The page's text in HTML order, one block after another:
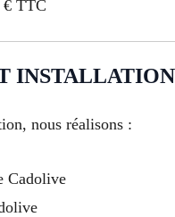
€ TTC
INSTALLATION
nous réalisons :
Cadolive